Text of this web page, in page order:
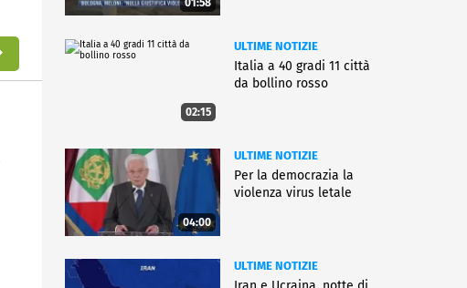
02:15
ULTIME NOTIZIE
Italia a 40 gradi 11 città
da bollino rosso
04:00
ULTIME NOTIZIE
Per la democrazia la
violenza virus letale
ULTIME NOTIZIE